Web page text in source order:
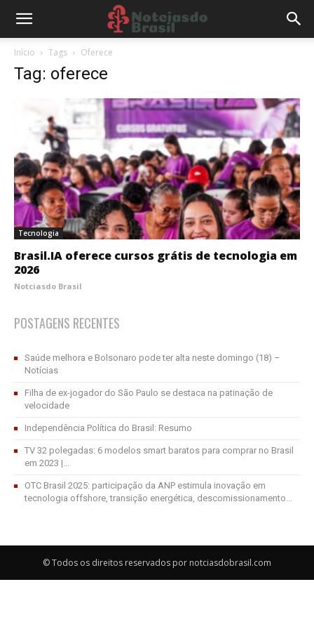
Início Tags Oferece
Tag: oferece
Tecnologia
Brasil.IA oferece cursos grátis de tecnologia em
2026
Notciasdo Brasil
POSTAGENS RECENTES
Saúde melhora e Bolsonaro pode ter alta neste domingo (18) –
Notícias
Filha de ex-jogador do São Paulo se destaca na patinação de
velocidade
Independência Política do Brasil: Resumo
TV 32 polegadas: 6 modelos smart baratos para comprar no Brasil
em 2023 |...
OTC Brasil 2025: participação da ANP estimula inovação em
tecnologia offshore, transição energética, descomissionamento...
© Todos os direitos reservados por notciasdobrasil.com